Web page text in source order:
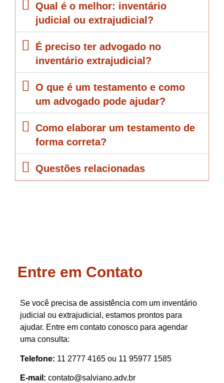
Qual é o melhor: inventário
judicial ou extrajudicial?
É preciso ter advogado no
inventário extrajudicial?
O que é um testamento e como
um advogado pode ajudar?
Como elaborar um testamento de
forma correta?
Questões relacionadas
Entre em Contato
Se você precisa de assistência com um inventário
judicial ou extrajudicial, estamos prontos para
ajudar. Entre em contato conosco para agendar
uma consulta:
Telefone: 11 2777 4165 ou 11 95977 1585
E-mail: contato@salviano.adv.br